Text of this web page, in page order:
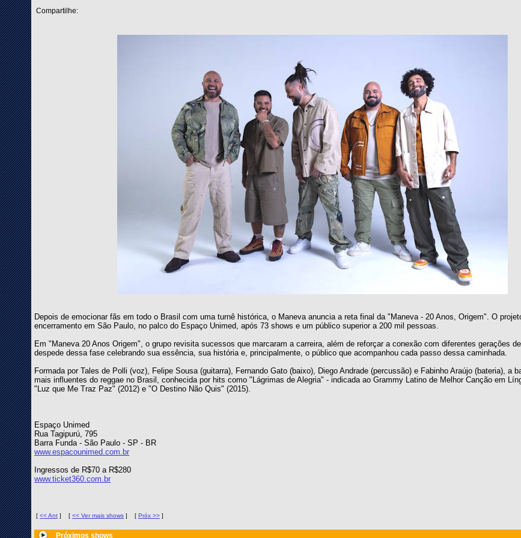
Compartilhe:
Depois de emocionar fãs em todo o Brasil com uma turnê histórica, o Maneva anuncia a reta final da "Maneva - 20 Anos, Origem". O
encerramento em São Paulo, no palco do Espaço Unimed, após 73 shows e um público superior a 200 mil pessoas.
Em "Maneva 20 Anos Origem", o grupo revisita sucessos que marcaram a carreira, além de reforçar a conexão com diferentes gerações
despede dessa fase celebrando sua essência, sua história e, principalmente, o público que acompanhou cada passo dessa caminhada.
Formada por Tales de Polli (voz), Felipe Sousa (guitarra), Fernando Gato (baixo), Diego Andrade (percussão) e Fabinho Araújo (bateria), a
mais influentes do reggae no Brasil, conhecida por hits como "Lágrimas de Alegria" - indicada ao Grammy Latino de Melhor Canção em
"Luz que Me Traz Paz" (2012) e "O Destino Não Quis" (2015).
Espaço Unimed
Rua Tagipurú, 795
Barra Funda - São Paulo - SP - BR
www.espacounimed.com.br
Ingressos de R$70 a R$280
www.ticket360.com.br
[ << Ant ] [ << Ver mais shows ] [ Próx >> ]
Próximos shows